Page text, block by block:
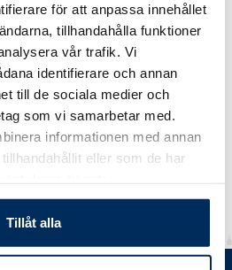
för att anpassa innehållet
tillhandahålla funktioner
vår trafik. Vi
identifierare och annan
till de sociala medier och
som vi samarbetar med.
informationen med annan
eller som de har
Tillåt alla
5, FIN 07230 Askola •